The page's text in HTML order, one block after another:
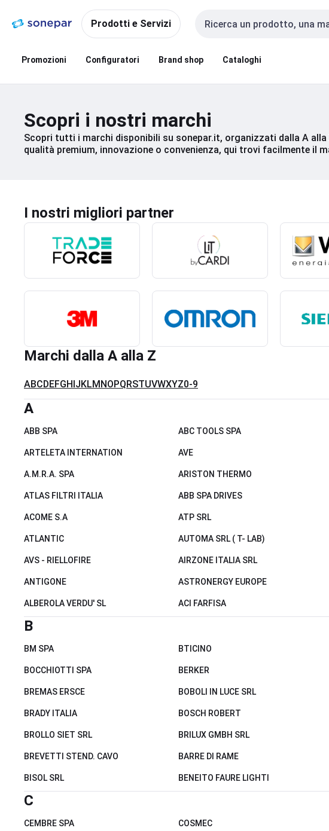
navigazionealla
Prodotti e Servizi
Cerca input
Promozioni Configuratori Brand shop Cataloghi
Scopri i nostri marchi
Scopri tutti i marchi disponibili su sonepar.it, organizzati dalla A
qualità premium, innovazione o convenienza, qui trovi facilmente il
I nostri migliori partner
Marchi dalla A alla Z
ABCDEFGHIJKLMNOPQRSTUVWXYZ0-9
A
ABB SPA ABC TOOLS SPA
ARTELETA INTERNATION AVE
A.M.R.A. SPA ARISTON THERMO
ATLAS FILTRI ITALIA ABB SPA DRIVES
ACOME S.A ATP SRL
ATLANTIC AUTOMA SRL ( T- LAB)
AVS - RIELLOFIRE AIRZONE ITALIA SRL
ANTIGONE ASTRONERGY EUROPE
ALBEROLA VERDU' SL ACI FARFISA
B
BM SPA BTICINO
BOCCHIOTTI SPA BERKER
BREMAS ERSCE BOBOLI IN LUCE SRL
BRADY ITALIA BOSCH ROBERT
BROLLO SIET SRL BRILUX GMBH SRL
BREVETTI STEND. CAVO BARRE DI RAME
BISOL SRL BENEITO FAURE LIGHTI
C
CEMBRE SPA COSMEC